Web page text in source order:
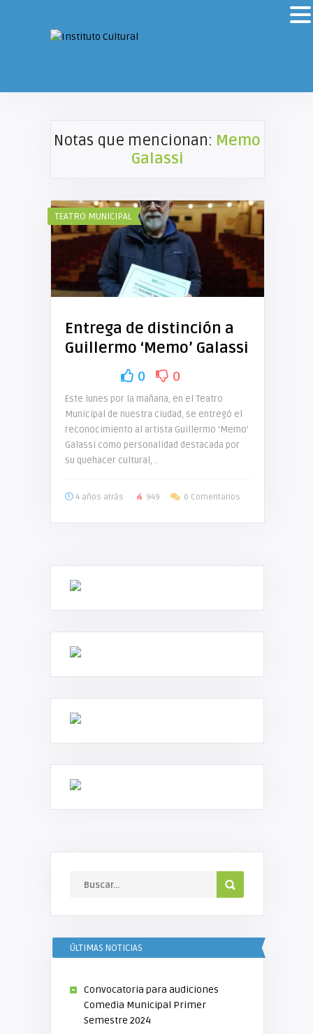
Notas que mencionan: Memo
Galassi
TEATRO MUNICIPAL
Entrega de distinción a
Guillermo ‘Memo’ Galassi
0 0
Este lunes por la mañana, en el Teatro
Municipal de nuestra ciudad, se entregó el
reconocimiento al artista Guillermo ‘Memo’
Galassi como personalidad destacada por
su quehacer cultural, ..
4 años atrás 949 0 Comentarios
ÚLTIMAS NOTICIAS
Convocatoria para audiciones
Comedia Municipal Primer
Semestre 2024